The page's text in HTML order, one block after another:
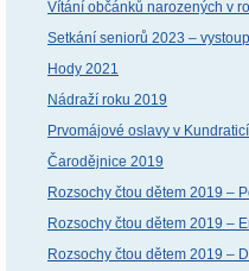
Vítání občánků narozených v
Setkání seniorů 2023 –
Hody 2021
Nádraží roku 2019
Prvomájové oslavy v
Čarodějnice 2019
Rozsochy čtou dětem 2019 –
Rozsochy čtou dětem 2019 –
Rozsochy čtou dětem 2019 –